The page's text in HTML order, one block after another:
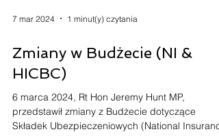
7 mar 2024 1 minut(y) czytania
Zmiany w Budżecie (NI &
HICBC)
6 marca 2024, Rt Hon Jeremy Hunt MP,